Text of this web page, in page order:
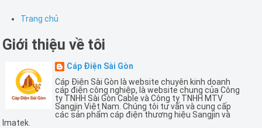
Trang chủ
Giới thiệu về tôi
Cáp Điện Sài Gòn
Cáp Điện Sài Gòn là website chuyên kinh doanh
cáp điện công nghiệp, là website chung của Công
ty TNHH Sài Gòn Cable và Công ty TNHH MTV
Sangjin Việt Nam. Chúng tôi tư vấn và cung cấp
các sản phẩm cáp điện thương hiệu Sangjin và
Imatek.